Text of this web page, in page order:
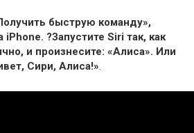
быструю команду»,
iPhone. ?Запустите Siri так, как
и произнесите: «Алиса». Или
Сири, Алиса!».